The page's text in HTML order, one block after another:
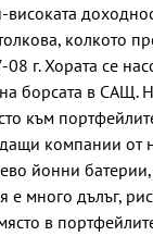
колкото
г. Хората се
борсата в САЩ.
към
компании от
йонни батерии,
е много дълъг,
в